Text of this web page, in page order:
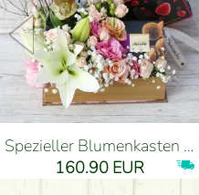
Spezieller Blumenkasten mit Pralinen und Champagner
160.90 EUR